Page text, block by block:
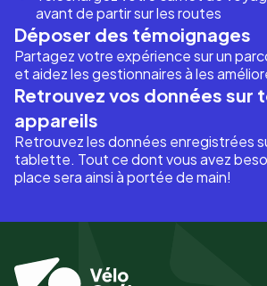
avant de partir sur les routes
Déposer des témoignages
Partagez votre expérience sur un
et aidez les gestionnaires à les
Retrouvez vos données sur
appareils
Retrouvez les données enregistrées
tablette. Tout ce dont vous avez
place sera ainsi à portée de main!